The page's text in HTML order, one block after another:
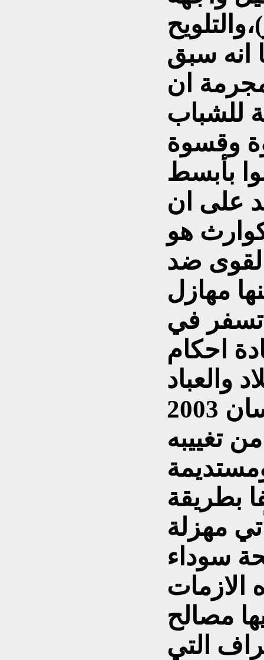
انه سبق
ان
للشباب
وقسوة
بأبسط
على ان
هو
ضد
مهازل
تسفر في
احكام
منذ التاسع من نيسان 2003
تغييبه
بطريقة
مهزلة
سوداء
الازمات
مصالح
التي